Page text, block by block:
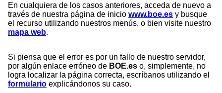
En cualquiera de los casos anteriores, acceda de nuevo a
través de nuestra página de inicio www.boe.es y busque
el recurso utilizando nuestros menús, o bien visite nuestro
mapa web.
Si piensa que el error es por un fallo de nuestro servidor,
por algún enlace erróneo de BOE.es o, simplemente, no
logra localizar la página correcta, escríbanos utilizando el
formulario explicándonos su caso.